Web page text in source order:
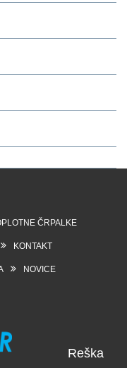
ČRPALKE
KONTAKT
NOVICE
Reška